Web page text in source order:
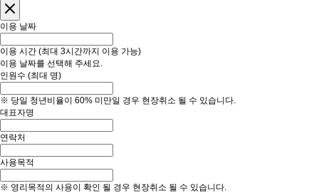
이용 날짜
이용 시간 (최대 3시간까지 이용 가능)
이용 날짜를 선택해 주세요.
인원수 (최대 명)
※ 당일 청년비율이 60% 미만일 경우 현장취소 될 수 있습니다.
대표자명
연락처
사용목적
※ 영리목적의 사용이 확인 될 경우 현장취소 될 수 있습니다.